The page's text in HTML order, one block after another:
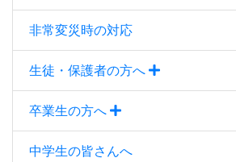
非常変災時の対応
生徒・保護者の方へ
卒業生の方へ
中学生の皆さんへ